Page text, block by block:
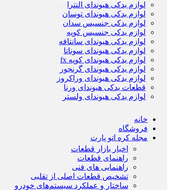
لوازم یدکی هیوندای النترا
لوازم یدکی هیوندای توسان
لوازم یدکی جنسیس سدان
لوازم یدکی جنسیس کوپه
لوازم یدکی هیوندای سانتافه
لوازم یدکی هیوندای سوناتا
لوازم یدکی هیوندای کوپه fx
لوازم یدکی هیوندای گرنجور
لوازم یدکی هیوندای وراکروز
قطعات یدکی هیوندای ورنا
لوازم یدکی هیوندای ولستر
خانه
فروشگاه
مجله کره اتو پارت
اخبار بازار قطعات
راهنمای قطعات
راهنمایی های فنی
تشخیص قطعات اصلی از تقلبی
ساختار و عملکرد سیستم‌های خودرو